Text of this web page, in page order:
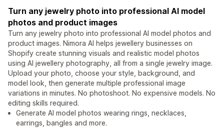
Turn any jewelry photo into professional AI model
photos and product images
Turn any jewelry photo into professional AI model photos and
product images. Nimora AI helps jewellery businesses on
Shopify create stunning visuals and realistic model photos
using AI jewellery photography, all from a single jewelry image.
Upload your photo, choose your style, background, and
model look, then generate multiple professional image
variations in minutes. No photoshoot. No expensive models. No
editing skills required.
Generate AI model photos wearing rings, necklaces,
earrings, bangles and more.